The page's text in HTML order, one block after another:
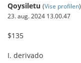
Qoysiletu (Vise profilen)
23. aug. 2024 13.00.47
$135
I. derivado